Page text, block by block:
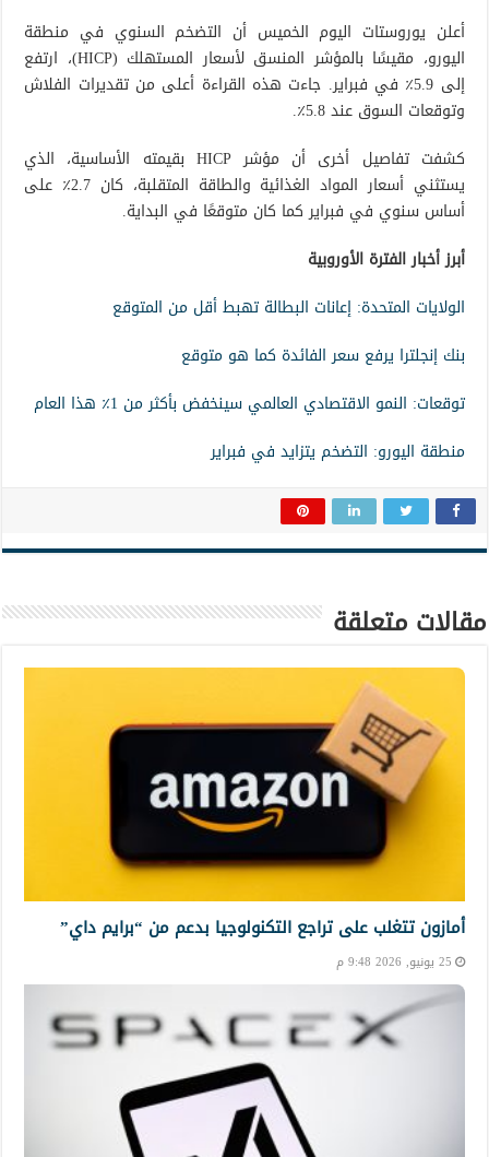
أعلن يوروستات اليوم الخميس أن التضخم السنوي في منطقة
اليورو، مقيسًا بالمؤشر المنسق لأسعار المستهلك (HICP)، ارتفع
إلى 5.9٪ في فبراير. جاءت هذه القراءة أعلى من تقديرات الفلاش
وتوقعات السوق عند 5.8٪.
كشفت تفاصيل أخرى أن مؤشر HICP بقيمته الأساسية، الذي
يستثني أسعار المواد الغذائية والطاقة المتقلبة، كان 2.7٪ على
أساس سنوي في فبراير كما كان متوقعًا في البداية.
أبرز أخبار الفترة الأوروبية
الولايات المتحدة: إعانات البطالة تهبط أقل من المتوقع
بنك إنجلترا يرفع سعر الفائدة كما هو متوقع
توقعات: النمو الاقتصادي العالمي سينخفض بأكثر من 1٪ هذا العام
منطقة اليورو: التضخم يتزايد في فبراير
مقالات متعلقة
أمازون تتغلب على تراجع التكنولوجيا بدعم من “برايم داي”
25 يونيو, 2026 9:48 م